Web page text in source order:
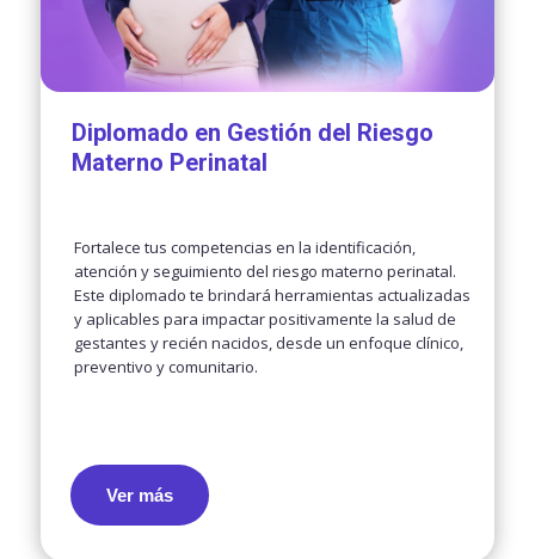
Diplomado en Gestión del Riesgo
Materno Perinatal
Fortalece tus competencias en la identificación,
atención y seguimiento del riesgo materno perinatal.
Este diplomado te brindará herramientas actualizadas
y aplicables para impactar positivamente la salud de
gestantes y recién nacidos, desde un enfoque clínico,
preventivo y comunitario.
Ver más